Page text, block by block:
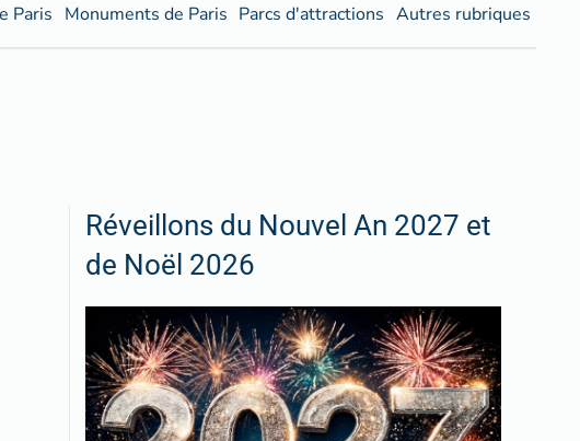
Paris Monuments de Paris Parcs d'attractions Autres rubriques
Réveillons du Nouvel An 2027 et
de Noël 2026